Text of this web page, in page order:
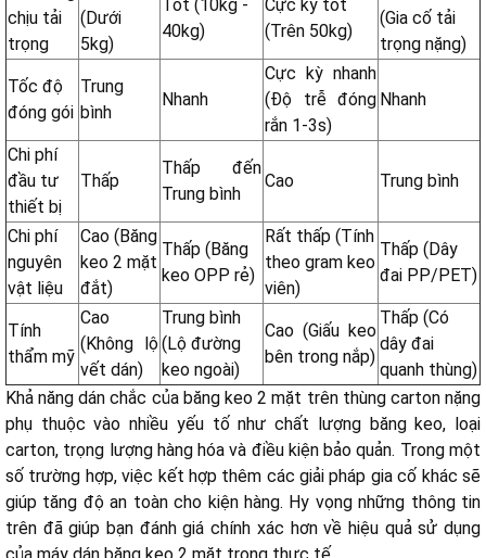
chịu tải
trọng
(Dưới
5kg)
Tốt (10kg -
40kg)
Cực kỳ tốt
(Trên 50kg)
(Gia cố tải
trọng nặng)
Tốc độ
đóng gói
Trung
bình
Nhanh
Cực kỳ nhanh
(Độ trễ đóng
rắn 1-3s)
Nhanh
Chi phí
đầu tư
thiết bị
Thấp
Thấp đến
Trung bình
Cao Trung bình
Chi phí
nguyên
vật liệu
Cao (Băng
keo 2 mặt
đắt)
Thấp (Băng
keo OPP rẻ)
Rất thấp (Tính
theo gram keo
viên)
Thấp (Dây
đai PP/PET)
Tính
thẩm mỹ
Cao
(Không lộ
vết dán)
Trung bình
(Lộ đường
keo ngoài)
Cao (Giấu keo
bên trong nắp)
Thấp (Có
dây đai
quanh thùng)
Khả năng dán chắc của băng keo 2 mặt trên thùng carton nặng
phụ thuộc vào nhiều yếu tố như chất lượng băng keo, loại
carton, trọng lượng hàng hóa và điều kiện bảo quản. Trong một
số trường hợp, việc kết hợp thêm các giải pháp gia cố khác sẽ
giúp tăng độ an toàn cho kiện hàng. Hy vọng những thông tin
trên đã giúp bạn đánh giá chính xác hơn về hiệu quả sử dụng